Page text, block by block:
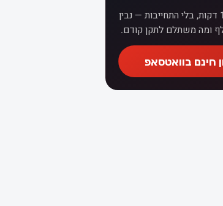
אבחון קצר של 10 דקות, בלי התחייבות — נבין
ומה משתלם לתקן קודם.
חינם בוואטסאפ